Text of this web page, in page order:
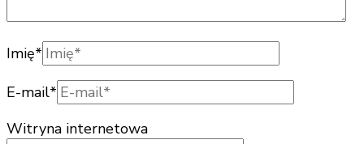
Imię*
E-mail*
Witryna internetowa